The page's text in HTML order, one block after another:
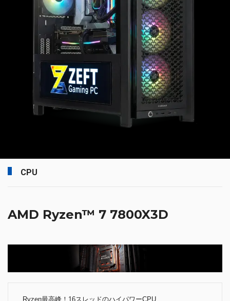
CPU
AMD Ryzen™ 7 7800X3D
Ryzen最高峰！16スレッドのハイパワーCPU